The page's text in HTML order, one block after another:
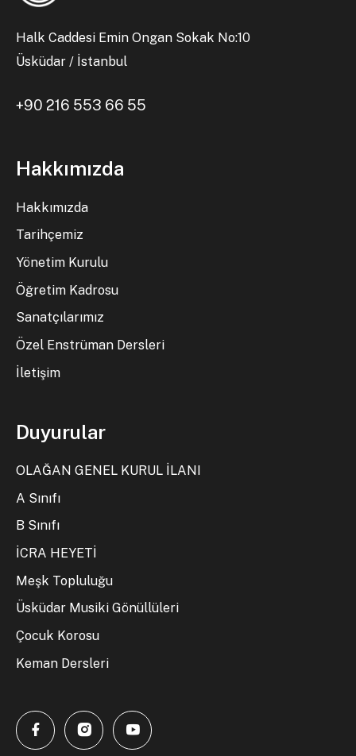
Halk Caddesi Emin Ongan Sokak No:10
Üsküdar / İstanbul
+90 216 553 66 55
Hakkımızda
Hakkımızda
Tarihçemiz
Yönetim Kurulu
Öğretim Kadrosu
Sanatçılarımız
Özel Enstrüman Dersleri
İletişim
Duyurular
OLAĞAN GENEL KURUL İLANI
A Sınıfı
B Sınıfı
İCRA HEYETİ
Meşk Topluluğu
Üsküdar Musiki Gönüllüleri
Çocuk Korosu
Keman Dersleri